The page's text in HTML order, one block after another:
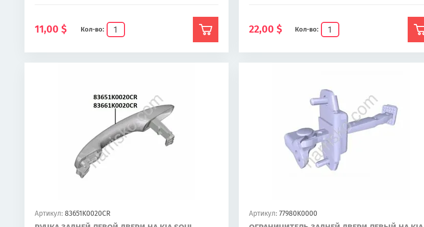
Кол-во:
11,00 $ Кол-во:
22,00 $
Артикул: 83651K0020CR Артикул: 77980K0000